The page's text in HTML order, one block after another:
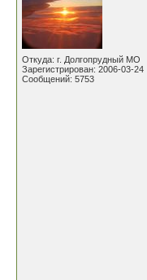
Откуда: г. Долгопрудный МО
Зарегистрирован: 2006-03-24
Сообщений: 5753